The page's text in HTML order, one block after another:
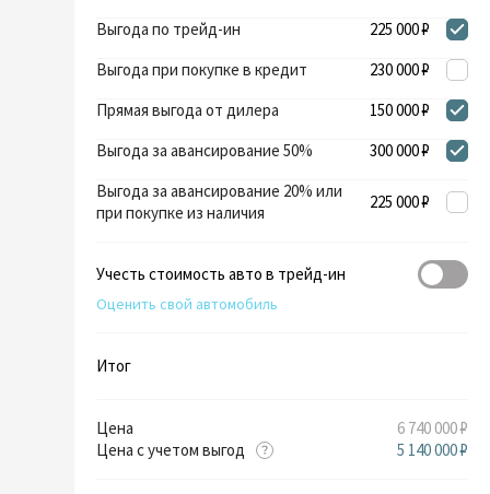
Выгода по трейд-ин
225 000 ₽
Выгода при покупке в кредит
230 000 ₽
Прямая выгода от дилера
150 000 ₽
Выгода за авансирование 50%
300 000 ₽
Выгода за авансирование 20% или
при покупке из наличия
225 000 ₽
Учесть стоимость авто в трейд-ин
Оценить свой автомобиль
Итог
Цена
6 740 000 ₽
Цена с учетом выгод
5 140 000 ₽